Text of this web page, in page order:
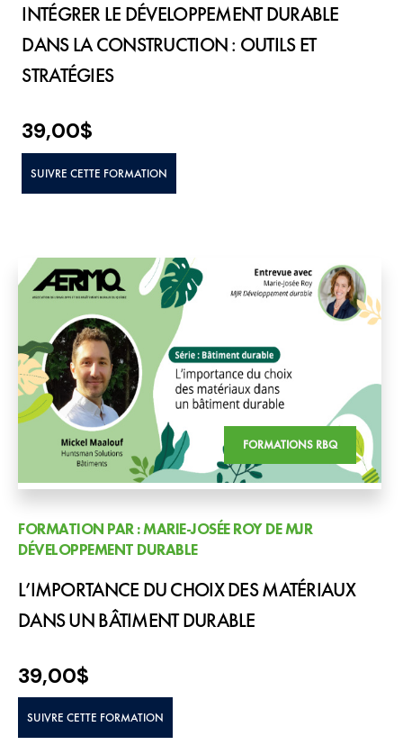
INTÉGRER LE DÉVELOPPEMENT DURABLE
DANS LA CONSTRUCTION : OUTILS ET
STRATÉGIES
39,00$
SUIVRE CETTE FORMATION
FORMATIONS RBQ
FORMATION PAR : MARIE-JOSÉE ROY DE MJR
DÉVELOPPEMENT DURABLE
L’IMPORTANCE DU CHOIX DES MATÉRIAUX
DANS UN BÂTIMENT DURABLE
39,00$
SUIVRE CETTE FORMATION